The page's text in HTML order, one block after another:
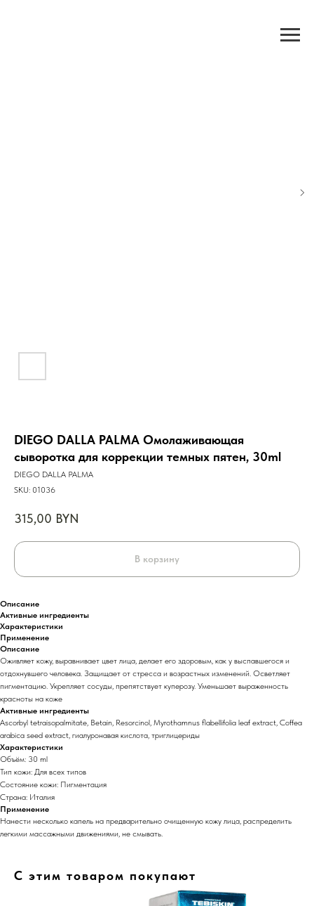
DIEGO DALLA PALMA Омолаживающая
сыворотка для коррекции темных пятен, 30ml
DIEGO DALLA PALMA
SKU: 01036
315,00 BYN
В корзину
Описание
Активные ингредиенты
Характеристики
Применение
Описание
Оживляет кожу, выравнивает цвет лица, делает его здоровым, как у выспавшегося и
отдохнувшего человека. Защищает от стресса и возрастных изменений. Осветляет
пигментацию. Укрепляет сосуды, препятствует куперозу. Уменьшает выраженность
красноты на коже
Активные ингредиенты
Ascorbyl tetraisopalmitate, Betain, Resorcinol, Myrothamnus flabellifolia leaf extract, Coffea
arabica seed extract, гиалуронавая кислота, триглицериды
Характеристики
Объём: 30 ml
Тип кожи: Для всех типов
Состояние кожи: Пигментация
Страна: Италия
Применение
Нанести несколько капель на предварительно очищенную кожу лица, распределить
легкими массажными движениями, не смывать.
С этим товаром покупают